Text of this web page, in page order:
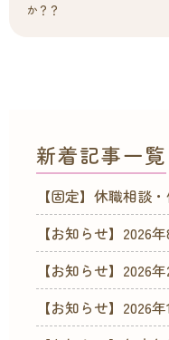
か？？
新着記事一覧
【固定】休職相談
【お知らせ】2026
【お知らせ】2026
【お知らせ】2026